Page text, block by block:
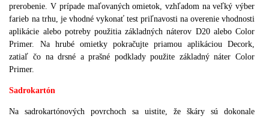
prerobenie. V prípade maľovaných omietok, vzhľadom na veľký výber
farieb na trhu, je vhodné vykonať test priľnavosti na overenie vhodnosti
aplikácie alebo potreby použitia základných náterov D20 alebo Color
Primer. Na hrubé omietky pokračujte priamou aplikáciou Decork,
zatiaľ čo na drsné a prašné podklady použite základný náter Color
Primer.
Sadrokartón
Na sadrokartónových povrchoch sa uistite, že škáry sú dokonale